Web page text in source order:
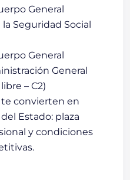
General
Seguridad Social
General
General
– C2)
convierten en
Estado: plaza
y condiciones
.